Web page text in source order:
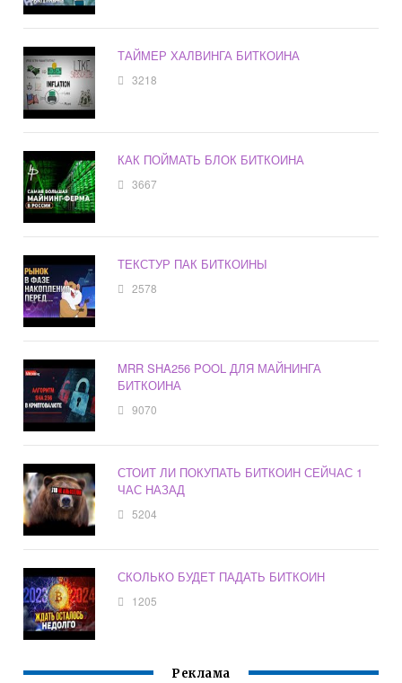
ТАЙМЕР ХАЛВИНГА БИТКОИНА
3218
КАК ПОЙМАТЬ БЛОК БИТКОИНА
3667
ТЕКСТУР ПАК БИТКОИНЫ
2578
MRR SHA256 POOL ДЛЯ МАЙНИНГА
БИТКОИНА
9070
СТОИТ ЛИ ПОКУПАТЬ БИТКОИН СЕЙЧАС 1
ЧАС НАЗАД
5204
СКОЛЬКО БУДЕТ ПАДАТЬ БИТКОИН
1205
Реклама